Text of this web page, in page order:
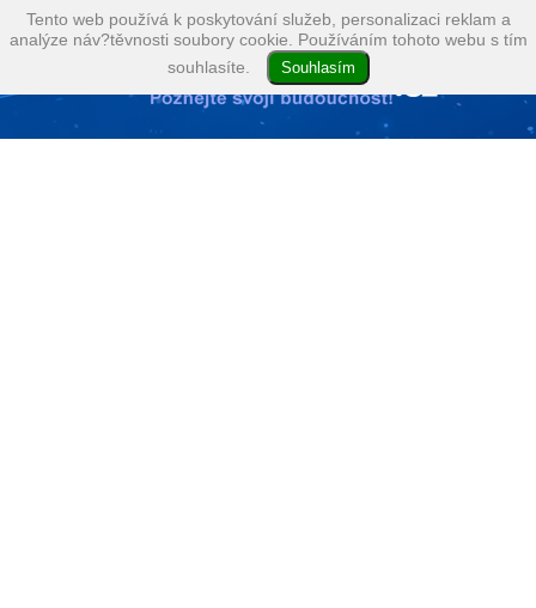
Tento web používá k poskytování služeb, personalizaci reklam a
analýze náv?těvnosti soubory cookie. Používáním tohoto webu s tím
souhlasíte.